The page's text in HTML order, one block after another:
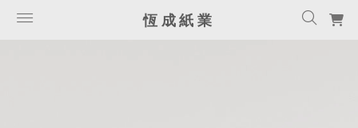
恆成紙業